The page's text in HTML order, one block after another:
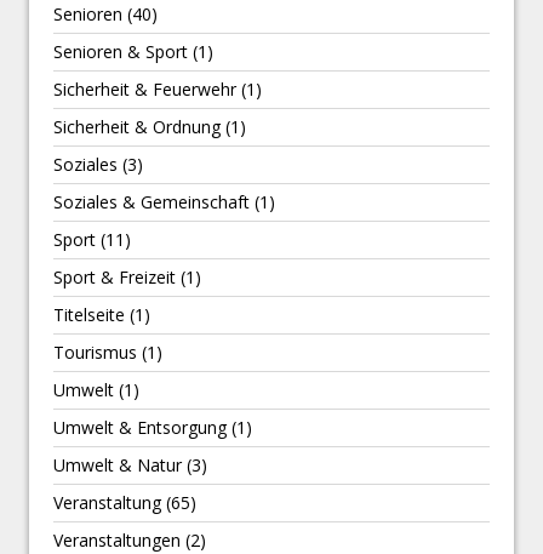
Senioren (40)
Senioren & Sport (1)
Sicherheit & Feuerwehr(1)
Sicherheit & Ordnung(1)
Soziales (3)
Soziales & Gemeinschaft (1)
Sport (11)
Sport & Freizeit (1)
Titelseite (1)
Tourismus (1)
Umwelt (1)
Umwelt & Entsorgung(1)
Umwelt & Natur(3)
Veranstaltung(65)
Veranstaltungen (2)